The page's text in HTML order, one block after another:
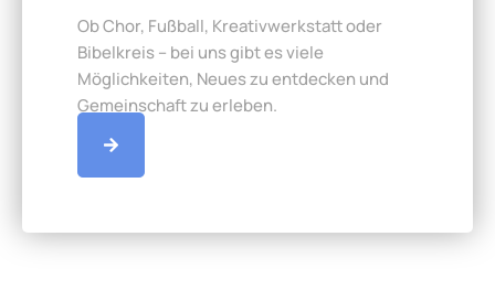
Ob Chor, Fußball, Kreativwerkstatt oder
Bibelkreis – bei uns gibt es viele
Möglichkeiten, Neues zu entdecken und
Gemeinschaft zu erleben.